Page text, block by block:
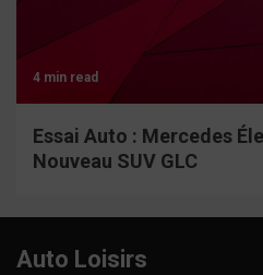
4 min read
Essai Auto : Mercedes
Nouveau SUV GLC
Auto Loisirs